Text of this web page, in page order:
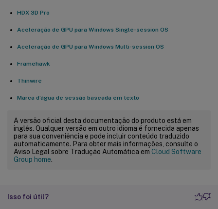
HDX 3D Pro
Aceleração de GPU para Windows Single-session OS
Aceleração de GPU para Windows Multi-session OS
Framehawk
Thinwire
Marca d’água de sessão baseada em texto
A versão oficial desta documentação do produto está em
inglês. Qualquer versão em outro idioma é fornecida apenas
para sua conveniência e pode incluir conteúdo traduzido
automaticamente. Para obter mais informações, consulte o
Aviso Legal sobre Tradução Automática em Cloud Software
Group home.
Isso foi útil?